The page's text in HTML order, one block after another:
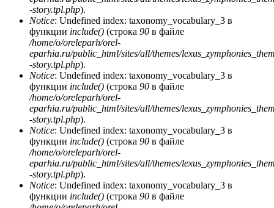
-story.tpl.php).
Notice: Undefined index: taxonomy_vocabulary_3 в
функции include() (строка 90 в файле
/home/o/oreleparh/orel-
eparhia.ru/public_html/sites/all/themes/
-story.tpl.php).
Notice: Undefined index: taxonomy_vocabulary_3 в
функции include() (строка 90 в файле
/home/o/oreleparh/orel-
eparhia.ru/public_html/sites/all/themes/
-story.tpl.php).
Notice: Undefined index: taxonomy_vocabulary_3 в
функции include() (строка 90 в файле
/home/o/oreleparh/orel-
eparhia.ru/public_html/sites/all/themes/
-story.tpl.php).
Notice: Undefined index: taxonomy_vocabulary_3 в
функции include() (строка 90 в файле